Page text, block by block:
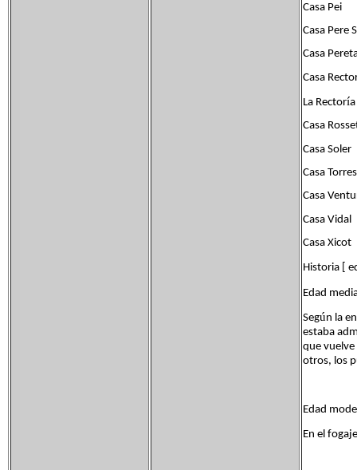
Casa Pei
Casa Pere
Casa
Casa
La Rectoría
Casa
Casa Soler
Casa Torres
Casa
Casa Vidal
Casa Xicot
Historia [
Edad
Según la
estaba
que vuelve
otros, los
Edad
En el